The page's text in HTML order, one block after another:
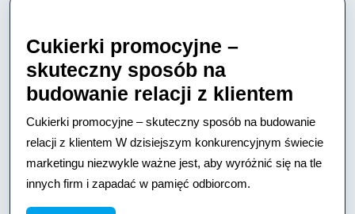
Cukierki promocyjne –
skuteczny sposób na
budowanie relacji z klientem
–
Cukierki promocyjne – skuteczny sposób na budowanie
relacji z klientem W dzisiejszym konkurencyjnym świecie
marketingu niezwykle ważne jest, aby wyróżnić się na tle
innych firm i zapadać w pamięć odbiorcom.